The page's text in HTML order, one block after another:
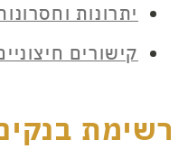
יתרונות
קישורים
רשימת